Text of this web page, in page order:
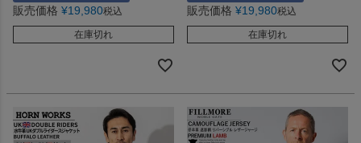
販売価格 ¥19,980税込
在庫切れ
販売価格 ¥19,980税込
在庫切れ